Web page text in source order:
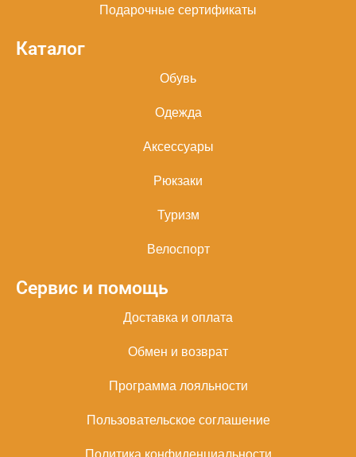
Подарочные сертификаты
Каталог
Обувь
Одежда
Аксессуары
Рюкзаки
Туризм
Велоспорт
Сервис и помощь
Доставка и оплата
Обмен и возврат
Программа лояльности
Пользовательское соглашение